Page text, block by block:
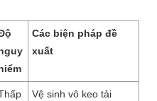
Các biện pháp đề
xuất
Vệ sinh vô keo tải